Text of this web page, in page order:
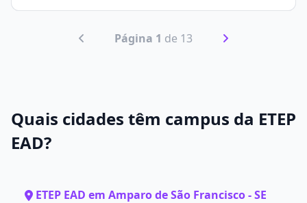
Página 1 de 13
Quais cidades têm campus da ETEP
EAD?
ETEP EAD em Amparo de São Francisco - SE